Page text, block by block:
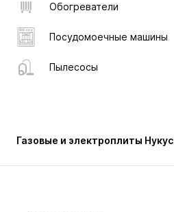
Обогреватели
Посудомоечные машины
Пылесосы
Газовые и электроплиты Нукус